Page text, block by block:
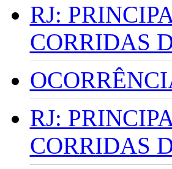
RJ:
CORRIDAS
RJ:
CORRIDAS